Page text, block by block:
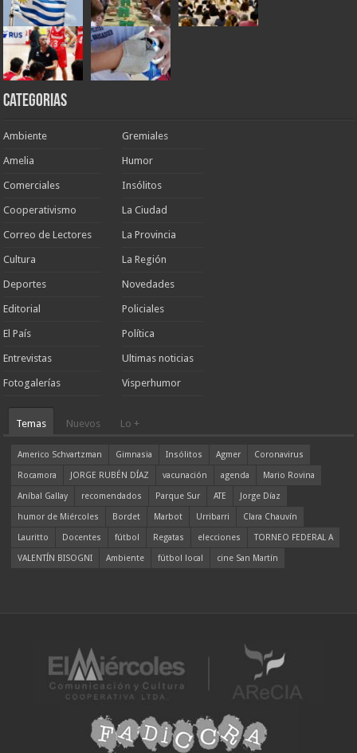
Categorias
Ambiente
Amelia
Comerciales
Cooperativismo
Correo de Lectores
Cultura
Deportes
Editorial
El País
Entrevistas
Fotogalerías
Gremiales
Humor
Insólitos
La Ciudad
La Provincia
La Región
Novedades
Policiales
Política
Ultimas noticias
Visperhumor
Temas Nuevos Lo +
Americo Schvartzman Gimnasia Insólitos Agmer
Coronavirus
Rocamora
JORGE RUBÉN DÍAZ vacunación agenda
Mario Rovina
Aníbal Gallay
recomendados Parque Sur ATE
Jorge Díaz
humor de Miércoles
Bordet Marbot Urribarri
Clara Chauvín
Lauritto
Docentes fútbol Regatas elecciones
TORNEO FEDERAL A
VALENTÍN BISOGNI
Ambiente fútbol local cine San Martín